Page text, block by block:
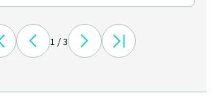
1 / 3